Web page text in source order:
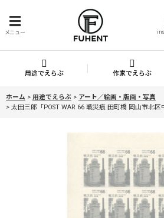
メニュー
用途でえらぶ 作家でえらぶ
ホーム > 用途でえらぶ > アート／絵画・版画・写真
> 太田三郎「POST WAR 66 戦災痕 田町橋 岡山市北区